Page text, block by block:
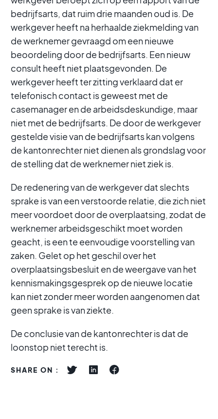
bedrijfsarts, dat ruim drie maanden oud is. De
werkgever heeft na herhaalde ziekmelding van
de werknemer gevraagd om een nieuwe
beoordeling door de bedrijfsarts. Een nieuw
consult heeft niet plaatsgevonden. De
werkgever heeft ter zitting verklaard dat er
telefonisch contact is geweest met de
casemanager en de arbeidsdeskundige, maar
niet met de bedrijfsarts. De door de werkgever
gestelde visie van de bedrijfsarts kan volgens
de kantonrechter niet dienen als grondslag voor
de stelling dat de werknemer niet ziek is.
De redenering van de werkgever dat slechts
sprake is van een verstoorde relatie, die zich niet
meer voordoet door de overplaatsing, zodat de
werknemer arbeidsgeschikt moet worden
geacht, is een te eenvoudige voorstelling van
zaken. Gelet op het geschil over het
overplaatsingsbesluit en de weergave van het
kennismakingsgesprek op de nieuwe locatie
kan niet zonder meer worden aangenomen dat
geen sprake is van ziekte.
De conclusie van de kantonrechter is dat de
loonstop niet terecht is.
SHARE ON :